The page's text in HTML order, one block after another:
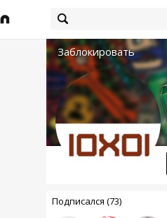
Заблокировать
Подписался (73)